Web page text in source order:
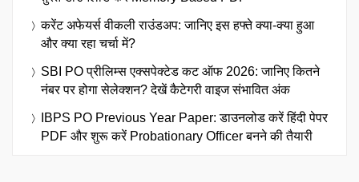
करेंट अफेयर्स वीकली राउंडअप: जानिए इस हफ्ते क्या-क्या हुआ
और क्या रहा चर्चा में?
SBI PO प्रीलिम्स एक्सपेक्टेड कट ऑफ 2026: जानिए कितने
नंबर पर होगा सेलेक्शन? देखें कैटेगरी वाइज संभावित अंक
IBPS PO Previous Year Paper: डाउनलोड करें हिंदी पेपर
PDF और शुरू करें Probationary Officer बनने की तैयारी